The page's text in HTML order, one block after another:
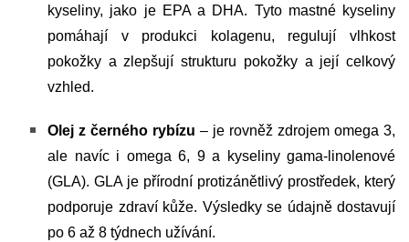
kyseliny, jako je EPA a DHA. Tyto mastné kyseliny
pomáhají v produkci kolagenu, regulují vlhkost
pokožky a zlepšují strukturu pokožky a její celkový
vzhled.
Olej z černého rybízu – je rovněž zdrojem omega 3,
ale navíc i omega 6, 9 a kyseliny gama-linolenové
(GLA). GLA je přírodní protizánětlivý prostředek, který
podporuje zdraví kůže. Výsledky se údajně dostavují
po 6 až 8 týdnech užívání.